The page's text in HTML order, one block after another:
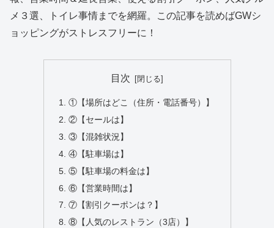
メ３選、トイレ事情までを網羅。この記事を読めばGWシ
ョッピングがストレスフリーに！
目次
①【場所はどこ（住所・電話番号）】
②【セールは】
③【混雑状況】
④【駐車場は】
⑤【駐車場の料金は】
⑥【営業時間は】
⑦【割引クーポンは？】
⑧【人気のレストラン（3店）】